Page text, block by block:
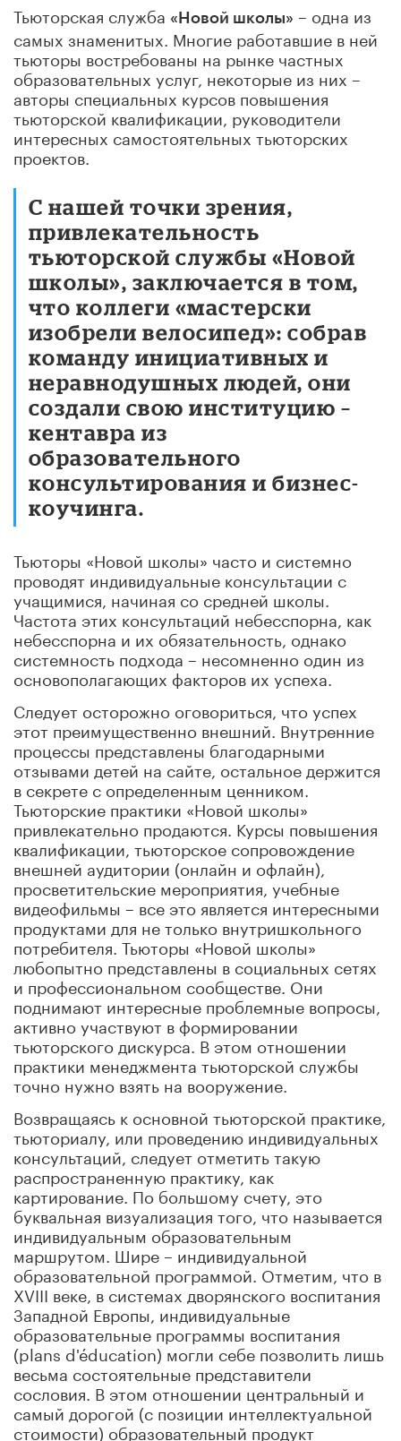
Тьюторская служба «Новой школы» – одна из
самых знаменитых. Многие работавшие в ней
тьюторы востребованы на рынке частных
образовательных услуг, некоторые из них –
авторы специальных курсов повышения
тьюторской квалификации, руководители
интересных самостоятельных тьюторских
проектов.
С нашей точки зрения,
привлекательность
тьюторской службы «Новой
школы», заключается в том,
что коллеги «мастерски
изобрели велосипед»: собрав
команду инициативных и
неравнодушных людей, они
создали свою институцию –
кентавра из
образовательного
консультирования и бизнес-
коучинга.
Тьюторы «Новой школы» часто и системно
проводят индивидуальные консультации с
учащимися, начиная со средней школы.
Частота этих консультаций небесспорна, как
небесспорна и их обязательность, однако
системность подхода – несомненно один из
основополагающих факторов их успеха.
Следует осторожно оговориться, что успех
этот преимущественно внешний. Внутренние
процессы представлены благодарными
отзывами детей на сайте, остальное держится
в секрете с определенным ценником.
Тьюторские практики «Новой школы»
привлекательно продаются. Курсы повышения
квалификации, тьюторское сопровождение
внешней аудитории (онлайн и офлайн),
просветительские мероприятия, учебные
видеофильмы – все это является интересными
продуктами для не только внутришкольного
потребителя. Тьюторы «Новой школы»
любопытно представлены в социальных сетях
и профессиональном сообществе. Они
поднимают интересные проблемные вопросы,
активно участвуют в формировании
тьюторского дискурса. В этом отношении
практики менеджмента тьюторской службы
точно нужно взять на вооружение.
Возвращаясь к основной тьюторской практике,
тьюториалу, или проведению индивидуальных
консультаций, следует отметить такую
распространенную практику, как
картирование. По большому счету, это
буквальная визуализация того, что называется
индивидуальным образовательным
маршрутом. Шире – индивидуальной
образовательной программой. Отметим, что в
XVIII веке, в системах дворянского воспитания
Западной Европы, индивидуальные
образовательные программы воспитания
(plans d'éducation) могли себе позволить лишь
весьма состоятельные представители
сословия. В этом отношении центральный и
самый дорогой (с позиции интеллектуальной
стоимости) образовательный продукт